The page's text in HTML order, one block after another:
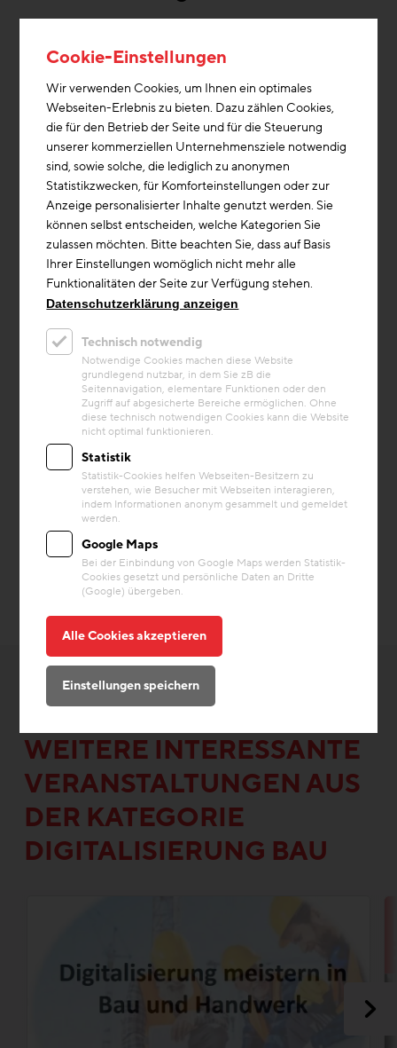
Professorin für Architektur und Baukonstruktion
am Camillo Sitte Bautechnikum in Wien,
Vortragende an Hochschulen sowie zertifizierte
buildingSMART-Trainerin mit umfassender
Erfahrung in der Anwendung, Schulung und
Beratung zu unterschiedlichster BIM-Software und
digitalen Planungsprozessen
€ 170.00 ANMELDUNG
WEITERE INTERESSANTE
VERANSTALTUNGEN AUS
DER KATEGORIE
DIGITALISIERUNG BAU
Cookie-Einstellungen
Wir verwenden Cookies, um Ihnen ein optimales
Webseiten-Erlebnis zu bieten. Dazu zählen Cookies,
die für den Betrieb der Seite und für die Steuerung
unserer kommerziellen Unternehmensziele notwendig
sind, sowie solche, die lediglich zu anonymen
Statistikzwecken, für Komforteinstellungen oder zur
Anzeige personalisierter Inhalte genutzt werden. Sie
können selbst entscheiden, welche Kategorien Sie
zulassen möchten. Bitte beachten Sie, dass auf Basis
Ihrer Einstellungen womöglich nicht mehr alle
Funktionalitäten der Seite zur Verfügung stehen.
Datenschutzerklärung anzeigen
Technisch notwendig
Notwendige Cookies machen diese Website
grundlegend nutzbar, in dem Sie zB die
Seitennavigation, elementare Funktionen oder den
Zugriff auf abgesicherte Bereiche ermöglichen. Ohne
diese technisch notwendigen Cookies kann die Website
nicht optimal funktionieren.
Statistik
Statistik-Cookies helfen Webseiten-Besitzern zu
verstehen, wie Besucher mit Webseiten interagieren,
indem Informationen anonym gesammelt und gemeldet
werden.
Google Maps
Bei der Einbindung von Google Maps werden Statistik-
Cookies gesetzt und persönliche Daten an Dritte
(Google) übergeben.
Alle Cookies akzeptieren
Einstellungen speichern